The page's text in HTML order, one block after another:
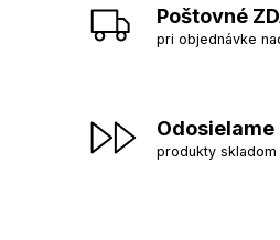
Poštovné
pri objednávke
Odosielame
produkty skladom